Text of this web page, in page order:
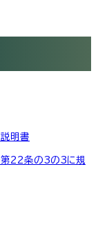
明書
第22条の3の3に規